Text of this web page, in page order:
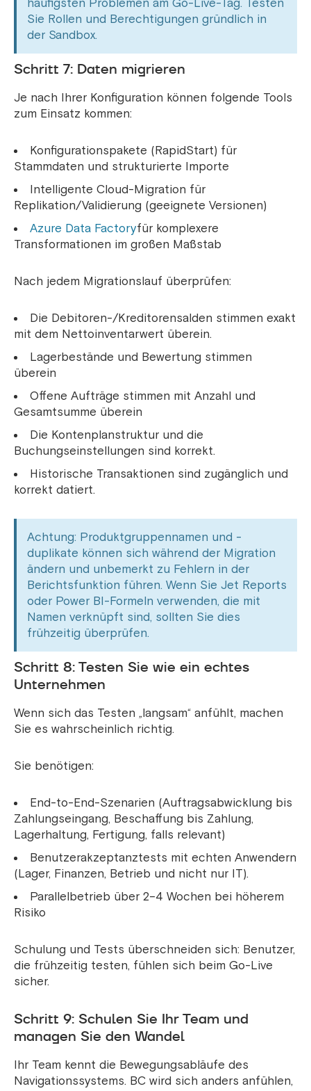
häufigsten Problemen am Go-Live-Tag. Testen
Sie Rollen und Berechtigungen gründlich in
der Sandbox.
Schritt 7: Daten migrieren
Je nach Ihrer Konfiguration können folgende Tools
zum Einsatz kommen:
Konfigurationspakete (RapidStart) für
Stammdaten und strukturierte Importe
Intelligente Cloud-Migration für
Replikation/Validierung (geeignete Versionen)
Azure Data Factoryfür komplexere
Transformationen im großen Maßstab
Nach jedem Migrationslauf überprüfen:
Die Debitoren-/Kreditorensalden stimmen exakt
mit dem Nettoinventarwert überein.
Lagerbestände und Bewertung stimmen
überein
Offene Aufträge stimmen mit Anzahl und
Gesamtsumme überein
Die Kontenplanstruktur und die
Buchungseinstellungen sind korrekt.
Historische Transaktionen sind zugänglich und
korrekt datiert.
Achtung: Produktgruppennamen und -
duplikate können sich während der Migration
ändern und unbemerkt zu Fehlern in der
Berichtsfunktion führen. Wenn Sie Jet Reports
oder Power BI-Formeln verwenden, die mit
Namen verknüpft sind, sollten Sie dies
frühzeitig überprüfen.
Schritt 8: Testen Sie wie ein echtes
Unternehmen
Wenn sich das Testen „langsam“ anfühlt, machen
Sie es wahrscheinlich richtig.
Sie benötigen:
End-to-End-Szenarien (Auftragsabwicklung bis
Zahlungseingang, Beschaffung bis Zahlung,
Lagerhaltung, Fertigung, falls relevant)
Benutzerakzeptanztests mit echten Anwendern
(Lager, Finanzen, Betrieb und nicht nur IT).
Parallelbetrieb über 2–4 Wochen bei höherem
Risiko
Schulung und Tests überschneiden sich: Benutzer,
die frühzeitig testen, fühlen sich beim Go-Live
sicher.
Schritt 9: Schulen Sie Ihr Team und
managen Sie den Wandel
Ihr Team kennt die Bewegungsabläufe des
Navigationssystems. BC wird sich anders anfühlen,